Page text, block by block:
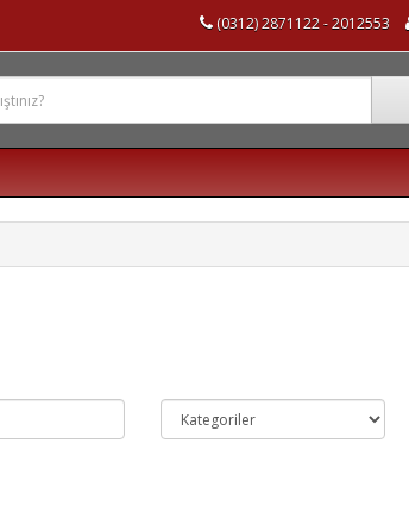
(0312) 2871122 - 2012553